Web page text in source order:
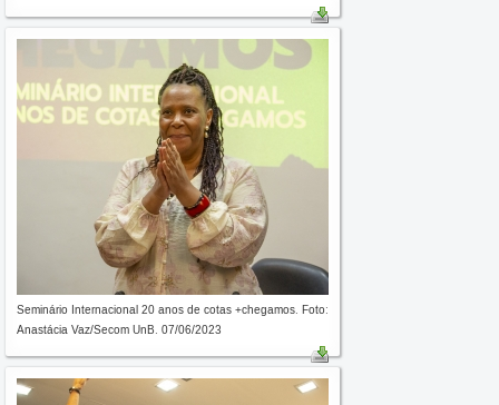
Seminário Internacional 20 anos de cotas +chegamos. Foto:
Anastácia Vaz/Secom UnB. 07/06/2023